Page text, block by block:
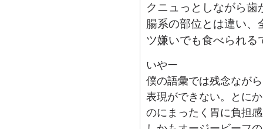
クニュっとしながら歯
腸系の部位とは違い
ツ嫌いでも食べられる
いやー
僕の語彙では残念なが
表現ができない。とに
のにまったく胃に負担